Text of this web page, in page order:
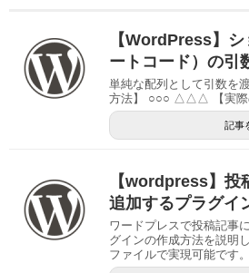
【WordPress】
ートコード）の引
単純な配列として引数を
方法】 ○○○ △△△ 【実際
記事
【wordpress】投
追加するプラグイ
ワードプレスで投稿記事
グインの作成方法を説明
ファイルで実現可能です